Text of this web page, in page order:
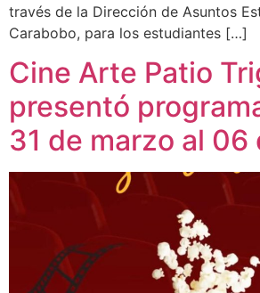
través de la Dirección de Asuntos
Carabobo, para los estudiantes […]
Cine Arte Patio
presentó
31 de marzo al 06